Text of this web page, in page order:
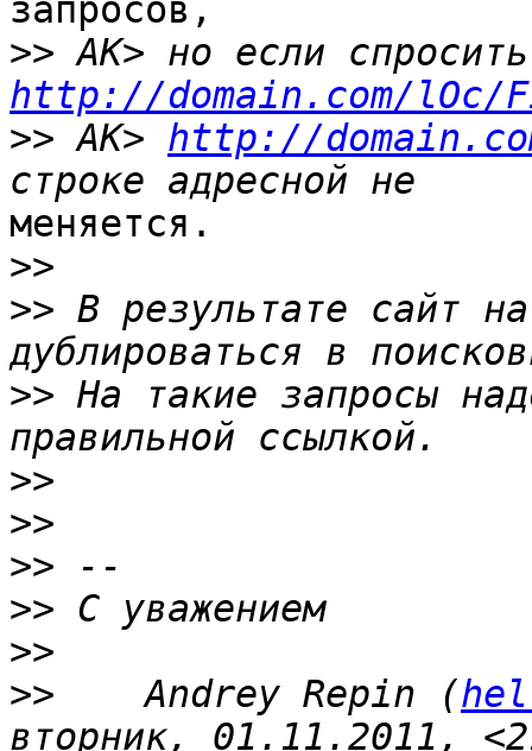
запросов,
>>
http://domain.com/
>> AK> http://
меняется.
>>
>> В результате сайт
>> На такие запросы
>>
>>
>>
>>
>>
>>
    Andrey Repin (